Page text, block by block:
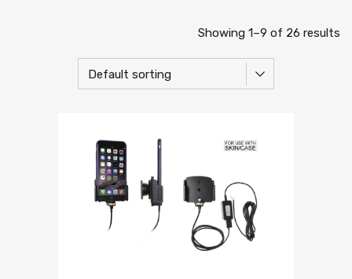
Showing 1–9 of 26 results